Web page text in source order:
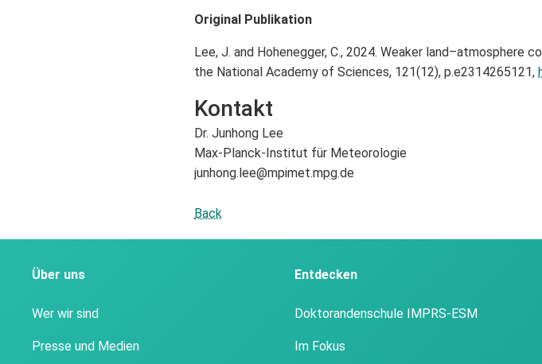
Original Publikation
Lee, J. and Hohenegger, C., 2024. Weaker land–atmosphere
the National Academy of Sciences, 121(12), p.e2314265121,
Kontakt
Dr. Junhong Lee
Max-Planck-Institut für Meteorologie
junhong.lee@mpimet.mpg.de
Back
Über uns
Wer wir sind
Presse und Medien
Entdecken
Doktorandenschule IMPRS-ESM
Im Fokus